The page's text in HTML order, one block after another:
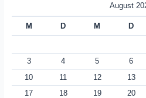
August
M D M D
3
4 5 6
10
11 12 13
17
18 19 20